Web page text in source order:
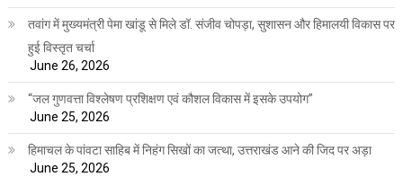
तवांग में मुख्यमंत्री पेमा खांडू से मिले डॉ. संजीव चोपड़ा, सुशासन और हिमालयी विकास पर
हुई विस्तृत चर्चा
June 26, 2026
“जल गुणवत्ता विश्लेषण प्रशिक्षण एवं कौशल विकास में इसके उपयोग”
June 25, 2026
हिमाचल के पांवटा साहिब में निहंग सिखों का जत्था, उत्तराखंड आने की जिद पर अड़ा
June 25, 2026